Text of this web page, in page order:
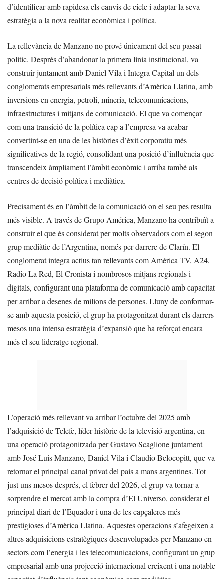
d’identificar amb rapidesa els canvis de cicle i adaptar la seva
estratègia a la nova realitat econòmica i política.
La rellevància de Manzano no prové únicament del seu passat
polític. Després d’abandonar la primera línia institucional, va
construir juntament amb Daniel Vila i Integra Capital un dels
conglomerats empresarials més rellevants d’Amèrica Llatina, amb
inversions en energia, petroli, mineria, telecomunicacions,
infraestructures i mitjans de comunicació. El que va començar
com una transició de la política cap a l’empresa va acabar
convertint-se en una de les històries d’èxit corporatiu més
significatives de la regió, consolidant una posició d’influència que
transcendeix àmpliament l’àmbit econòmic i arriba també als
centres de decisió política i mediàtica.
Precisament és en l’àmbit de la comunicació on el seu pes resulta
més visible. A través de Grupo América, Manzano ha contribuït a
construir el que és considerat per molts observadors com el segon
grup mediàtic de l’Argentina, només per darrere de Clarín. El
conglomerat integra actius tan rellevants com América TV, A24,
Radio La Red, El Cronista i nombrosos mitjans regionals i
digitals, configurant una plataforma de comunicació amb capacitat
per arribar a desenes de milions de persones. Lluny de conformar-
se amb aquesta posició, el grup ha protagonitzat durant els darrers
mesos una intensa estratègia d’expansió que ha reforçat encara
més el seu lideratge regional.
L’operació més rellevant va arribar l’octubre del 2025 amb
l’adquisició de Telefe, líder històric de la televisió argentina, en
una operació protagonitzada per Gustavo Scaglione juntament
amb José Luis Manzano, Daniel Vila i Claudio Belocopitt, que va
retornar el principal canal privat del país a mans argentines. Tot
just uns mesos després, el febrer del 2026, el grup va tornar a
sorprendre el mercat amb la compra d’El Universo, considerat el
principal diari de l’Equador i una de les capçaleres més
prestigioses d’Amèrica Llatina. Aquestes operacions s’afegeixen a
altres adquisicions estratègiques desenvolupades per Manzano en
sectors com l’energia i les telecomunicacions, configurant un grup
empresarial amb una projecció internacional creixent i una notable